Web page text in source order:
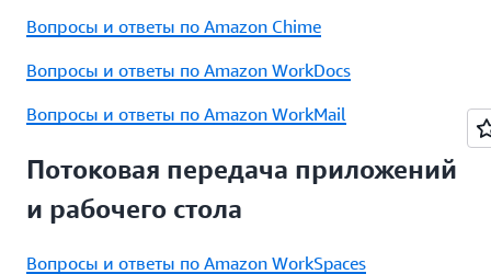
Вопросы и ответы по Amazon Chime
Вопросы и ответы по Amazon WorkDocs
Вопросы и ответы по Amazon WorkMail
Потоковая передача приложений
и рабочего стола
Вопросы и ответы по Amazon WorkSpaces